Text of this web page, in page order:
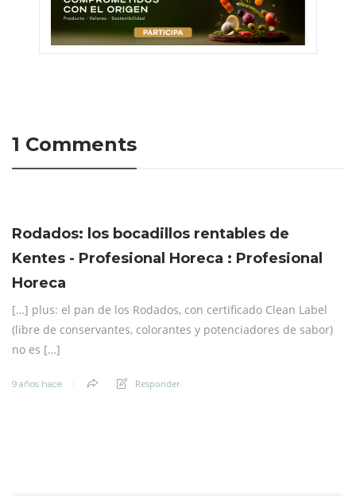
1 Comments
Rodados: los bocadillos rentables de
Kentes - Profesional Horeca : Profesional
Horeca
[…] plus: el pan de los Rodados, con certificado Clean Label
(libre de conservantes, colorantes y potenciadores de sabor)
no es […]
9 años hace Responder